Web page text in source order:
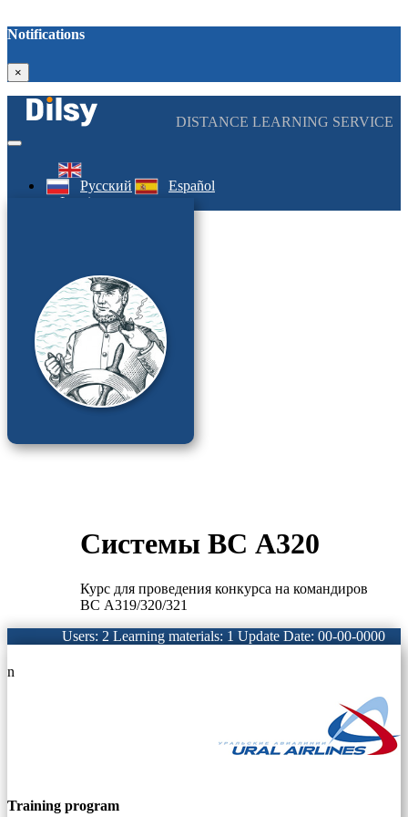
Notifications
×
DISTANCE LEARNING SERVICE
Русский
Español
Log in
Системы ВС А320
Курс для проведения конкурса на командиров
ВС А319/320/321
Users: 2 Learning materials: 1 Update Date: 00-00-0000
n
Training program